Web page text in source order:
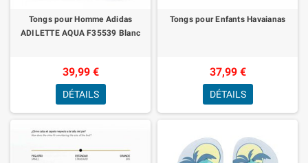
Tongs pour Homme Adidas
ADILETTE AQUA F35539 Blanc
39,99 €
DÉTAILS
Tongs pour Enfants Havaianas
37,99 €
DÉTAILS